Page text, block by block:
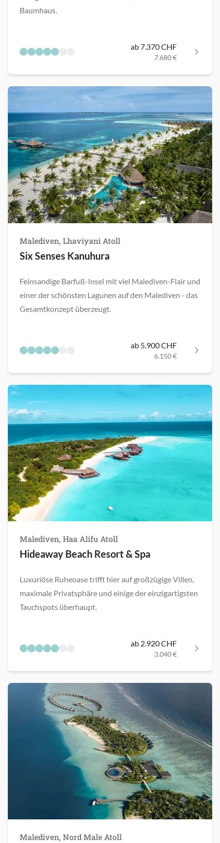
Baumhaus.
ab 7.370 CHF
7.680 €
Malediven, Lhaviyani Atoll
Six Senses Kanuhura
Feinsandige Barfuß-Insel mit viel Malediven-Flair und
einer der schönsten Lagunen auf den Malediven - das
Gesamtkonzept überzeugt.
ab 5.900 CHF
6.150 €
Malediven, Haa Alifu Atoll
Hideaway Beach Resort & Spa
Luxuriöse Ruheoase trifft hier auf großzügige Villen,
maximale Privatsphäre und einige der einzigartigsten
Tauchspots überhaupt.
ab 2.920 CHF
3.040 €
Malediven, Nord Male Atoll